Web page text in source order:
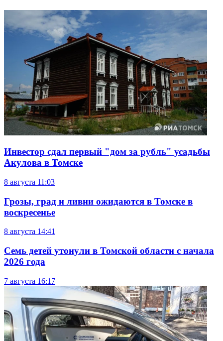
Инвестор сдал первый "дом за рубль" усадьбы
Акулова в Томске
8 августа 11:03
Грозы, град и ливни ожидаются в Томске в
воскресенье
8 августа 14:41
Семь детей утонули в Томской области с начала
2026 года
7 августа 16:17